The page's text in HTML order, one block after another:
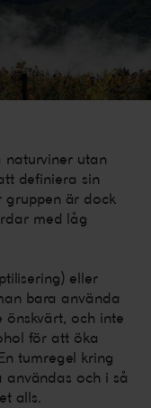
naturviner utan
definiera sin
gruppen är dock
med låg
eller
bara använda
och inte
för att öka
tumregel kring
och i så
alls.